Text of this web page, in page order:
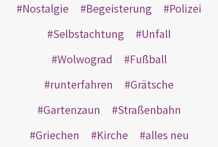
Nostalgie
Begeisterung
Polizei
Selbstachtung
Unfall
Wolwograd
Fußball
runterfahren
Grätsche
Gartenzaun
Straßenbahn
Griechen
Kirche
alles neu